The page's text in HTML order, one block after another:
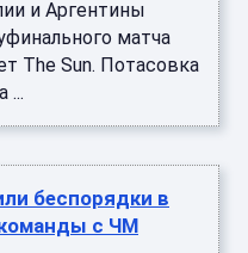
и Аргентины
матча
The Sun. Потасовка
...
беспорядки в
с ЧМ